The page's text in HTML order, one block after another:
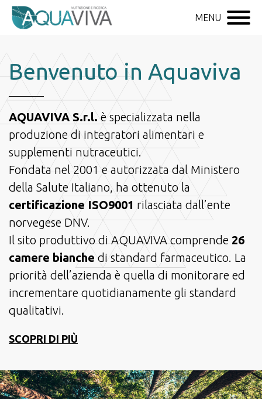
MENU
Benvenuto in Aquaviva
AQUAVIVA S.r.l.è specializzata nella
produzione di integratori alimentari e
supplementi nutraceutici.
Fondata nel 2001 e autorizzata dal Ministero
della Salute Italiano, ha ottenuto la
certificazione ISO9001 rilasciata dall’ente
norvegese DNV.
Il sito produttivo di AQUAVIVA comprende 26
camere bianche di standard farmaceutico. La
priorità dell’azienda è quella di monitorare ed
incrementare quotidianamente gli standard
qualitativi.
SCOPRI DI PIÙ